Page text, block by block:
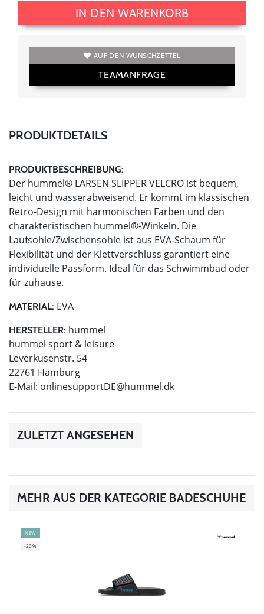
IN DEN WARENKORB
AUF DEN WUNSCHZETTEL
TEAMANFRAGE
PRODUKTDETAILS
PRODUKTBESCHREIBUNG:
Der hummel® LARSEN SLIPPER VELCRO ist bequem,
leicht und wasserabweisend. Er kommt im klassischen
Retro-Design mit harmonischen Farben und den
charakteristischen hummel®-Winkeln. Die
Laufsohle/Zwischensohle ist aus EVA-Schaum für
Flexibilität und der Klettverschluss garantiert eine
individuelle Passform. Ideal für das Schwimmbad oder
für zuhause.
MATERIAL: EVA
HERSTELLER: hummel
hummel sport & leisure
Leverkusenstr. 54
22761 Hamburg
E-Mail: onlinesupportDE@hummel.dk
ZULETZT ANGESEHEN
MEHR AUS DER KATEGORIE BADESCHUHE
NEW
-20%